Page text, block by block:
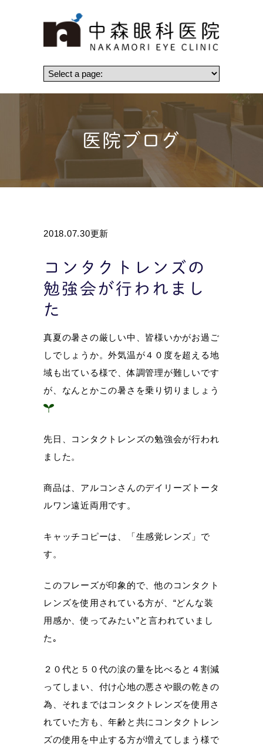
医院ブログ
2018.07.30更新
コンタクトレンズの
勉強会が行われまし
た
真夏の暑さの厳しい中、皆様いかがお過ご
しでしょうか。外気温が４０度を超える地
域も出ている様で、体調管理が難しいです
が、なんとかこの暑さを乗り切りましょう
先日、コンタクトレンズの勉強会が行われ
ました。
商品は、アルコンさんのデイリーズトータ
ルワン遠近両用です。
キャッチコピーは、「生感覚レンズ」で
す。
このフレーズが印象的で、他のコンタクト
レンズを使用されている方が、“どんな装
用感か、使ってみたい”と言われていまし
た｡
２０代と５０代の涙の量を比べると４割減
ってしまい、付け心地の悪さや眼の乾きの
為、それまではコンタクトレンズを使用さ
れていた方も、年齢と共にコンタクトレン
ズの使用を中止する方が増えてしまう様で